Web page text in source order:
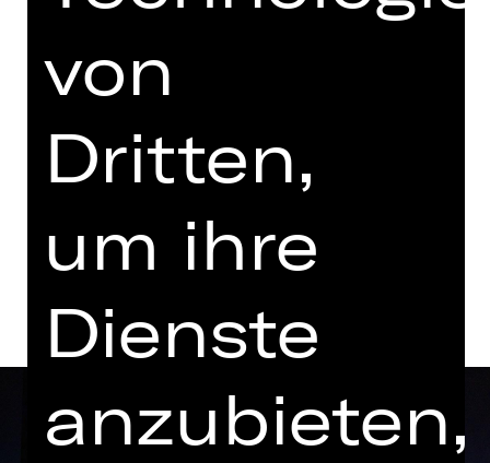
Opernhaus
Tickets
Termine und Besetzung
von
Dritten,
um ihre
Dienste
anzubieten,